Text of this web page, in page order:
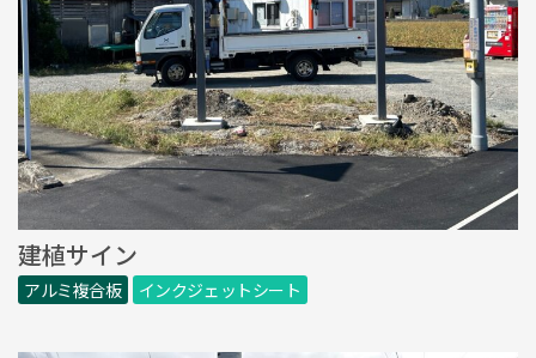
建植サイン
アルミ複合板 インクジェットシート